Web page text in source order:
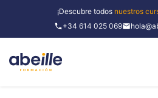
¡Descubre todos nuestros
+34 614 025 069